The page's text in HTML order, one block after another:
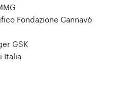
Fondazione Cannavò
GSK
Italia